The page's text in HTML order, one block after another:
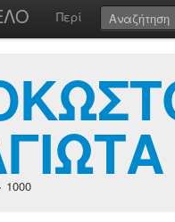
Περί
1000